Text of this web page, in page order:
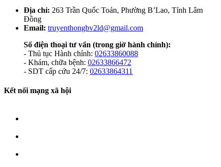
Địa chỉ: 263 Trần Quốc Toản, Phường B’Lao, Tỉnh Lâm
Đồng
Email: truyenthongbv2ld@gmail.com
Số điện thoại tư vấn (trong giờ hành chính):
- Thủ tục Hành chính: 02633860088
- Khám, chữa bệnh: 02633866472
- SDT cấp cứu 24/7: 02633864311
Kết nối mạng xã hội